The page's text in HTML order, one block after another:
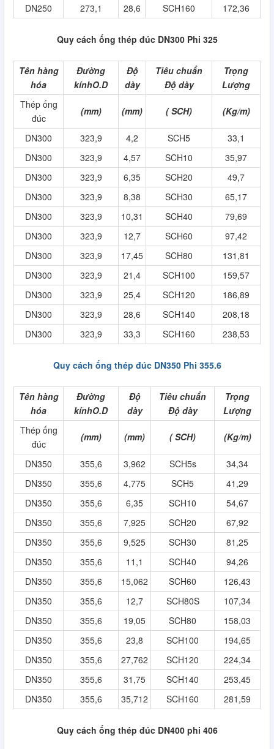
DN250
273,1 28,6 SCH160 172,36
Quy cách ống thép đúc DN300 Phi 325
Tên hàng
hóa
Đường
kínhO.D
Độ
dày
Tiêu chuẩn
Độ dày
Trọng
Lượng
Thép ống
đúc
(mm) (mm) ( SCH) (Kg/m)
DN300 323,9 4,2 SCH5
33,1
DN300
323,9 4,57 SCH10
35,97
DN300
323,9 6,35 SCH20
49,7
DN300
323,9 8,38 SCH30
65,17
DN300
323,9 10,31 SCH40
79,69
DN300
323,9 12,7 SCH60
97,42
DN300
323,9 17,45 SCH80
131,81
DN300
323,9 21,4 SCH100
159,57
DN300
323,9 25,4 SCH120
186,89
DN300
323,9 28,6 SCH140
208,18
DN300
323,9 33,3 SCH160 238,53
Quy cách ống thép đúc DN350 Phi 355.6
Tên hàng
hóa
Đường
kínhO.D
Độ
dày
Tiêu chuẩn
Độ dày
Trọng
Lượng
Thép ống
đúc
(mm) (mm) ( SCH) (Kg/m)
DN350 355,6 3,962 SCH5s
34,34
DN350
355,6 4,775 SCH5
41,29
DN350
355,6 6,35 SCH10
54,67
DN350
355,6 7,925 SCH20
67,92
DN350
355,6 9,525 SCH30
81,25
DN350
355,6 11,1 SCH40
94,26
DN350
355,6 15,062 SCH60
126,43
DN350
355,6 12,7 SCH80S
107,34
DN350
355,6 19,05 SCH80
158,03
DN350
355,6 23,8 SCH100
194,65
DN350
355,6 27,762 SCH120
224,34
DN350
355,6 31,75 SCH140
253,45
DN350
355,6 35,712 SCH160 281,59
Quy cách ống thép đúc DN400 phi 406